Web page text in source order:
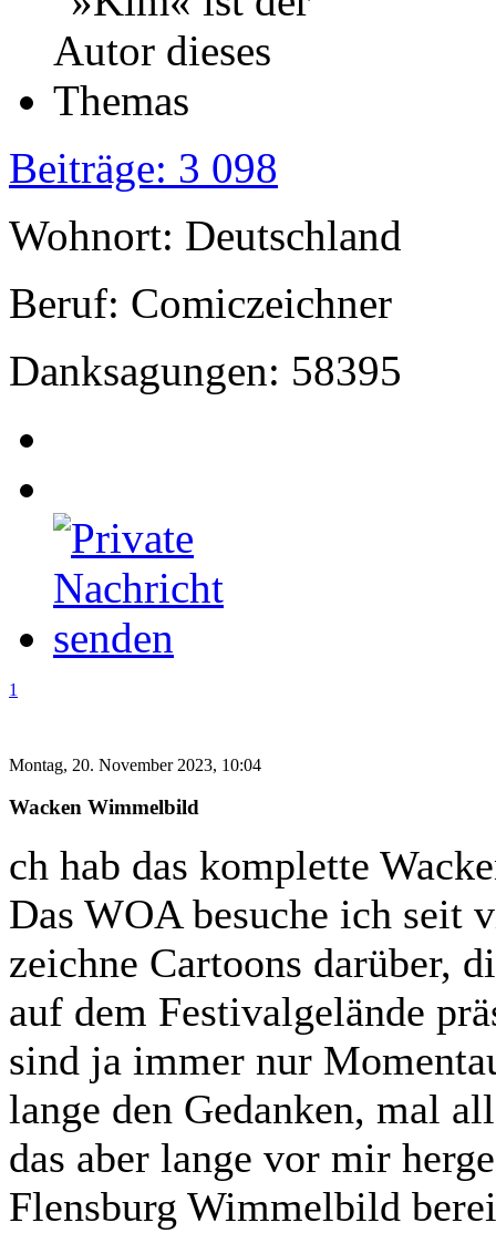
Beiträge: 3 098
Wohnort: Deutschland
Beruf: Comiczeichner
Danksagungen: 58395
1
Montag, 20. November 2023, 10:04
Wacken Wimmelbild
ch hab das komplette
Das WOA besuche ich seit
zeichne Cartoons darüber,
auf dem Festivalgelände
sind ja immer nur
lange den Gedanken, mal
das aber lange vor mir
Flensburg Wimmelbild